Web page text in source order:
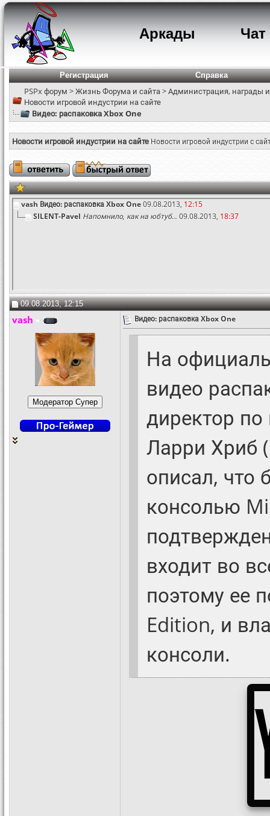
Аркады Чат
Регистрация Справка
PSPx форум >Жизнь Форума и сайта>Администрация, награды
Новости игровой индустрии на сайте
Видео: распаковка Xbox One
Новости игровой индустрии на сайтеНовости игровой индустрии с
vash Видео: распаковка Xbox One09.08.2013, 12:15
SILENT-Pavel Напомнило, как на юбтуб... 09.08.2013, 18:37
09.08.2013, 12:15
vash Видео: распаковка Xbox One
На
видео
директор
Ларри Хриб
описал, что
консолью
входит во
поэтому ее
Edition, и
консоли.